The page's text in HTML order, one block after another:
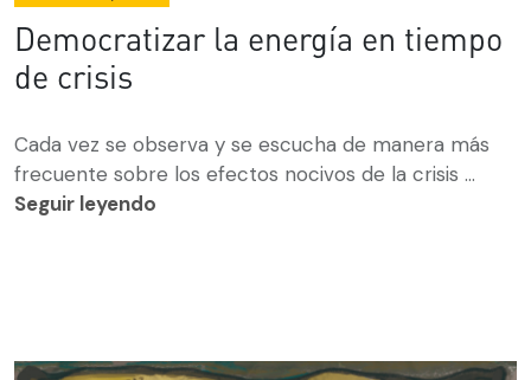
Democratizar la energía en tiempo
de crisis
Cada vez se observa y se escucha de manera más
frecuente sobre los efectos nocivos de la crisis ...
Seguir leyendo